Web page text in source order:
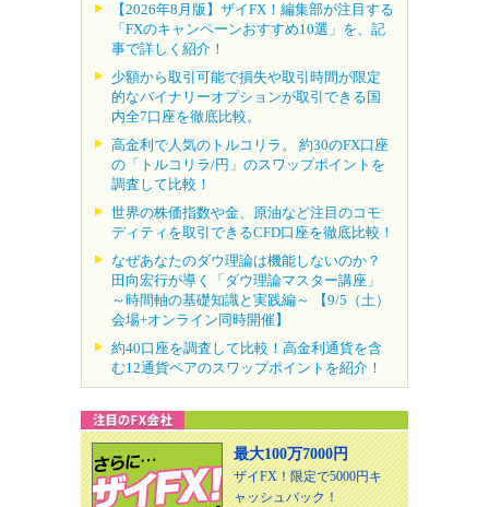
【2026年8月版】ザイFX！編集部が注目する
「FXのキャンペーンおすすめ10選」を、記
事で詳しく紹介！
少額から取引可能で損失や取引時間が限定
的なバイナリーオプションが取引できる国
内全7口座を徹底比較。
高金利で人気のトルコリラ。 約30のFX口座
の「トルコリラ/円」のスワップポイントを
調査して比較！
世界の株価指数や金、原油など注目のコモ
ディティを取引できるCFD口座を徹底比較！
なぜあなたのダウ理論は機能しないのか？
田向宏行が導く「ダウ理論マスター講座」
～時間軸の基礎知識と実践編～ 【9/5（土）
会場+オンライン同時開催】
約40口座を調査して比較！高金利通貨を含
む12通貨ペアのスワップポイントを紹介！
最大100万7000円
ザイFX！限定で5000円キ
ャッシュバック！